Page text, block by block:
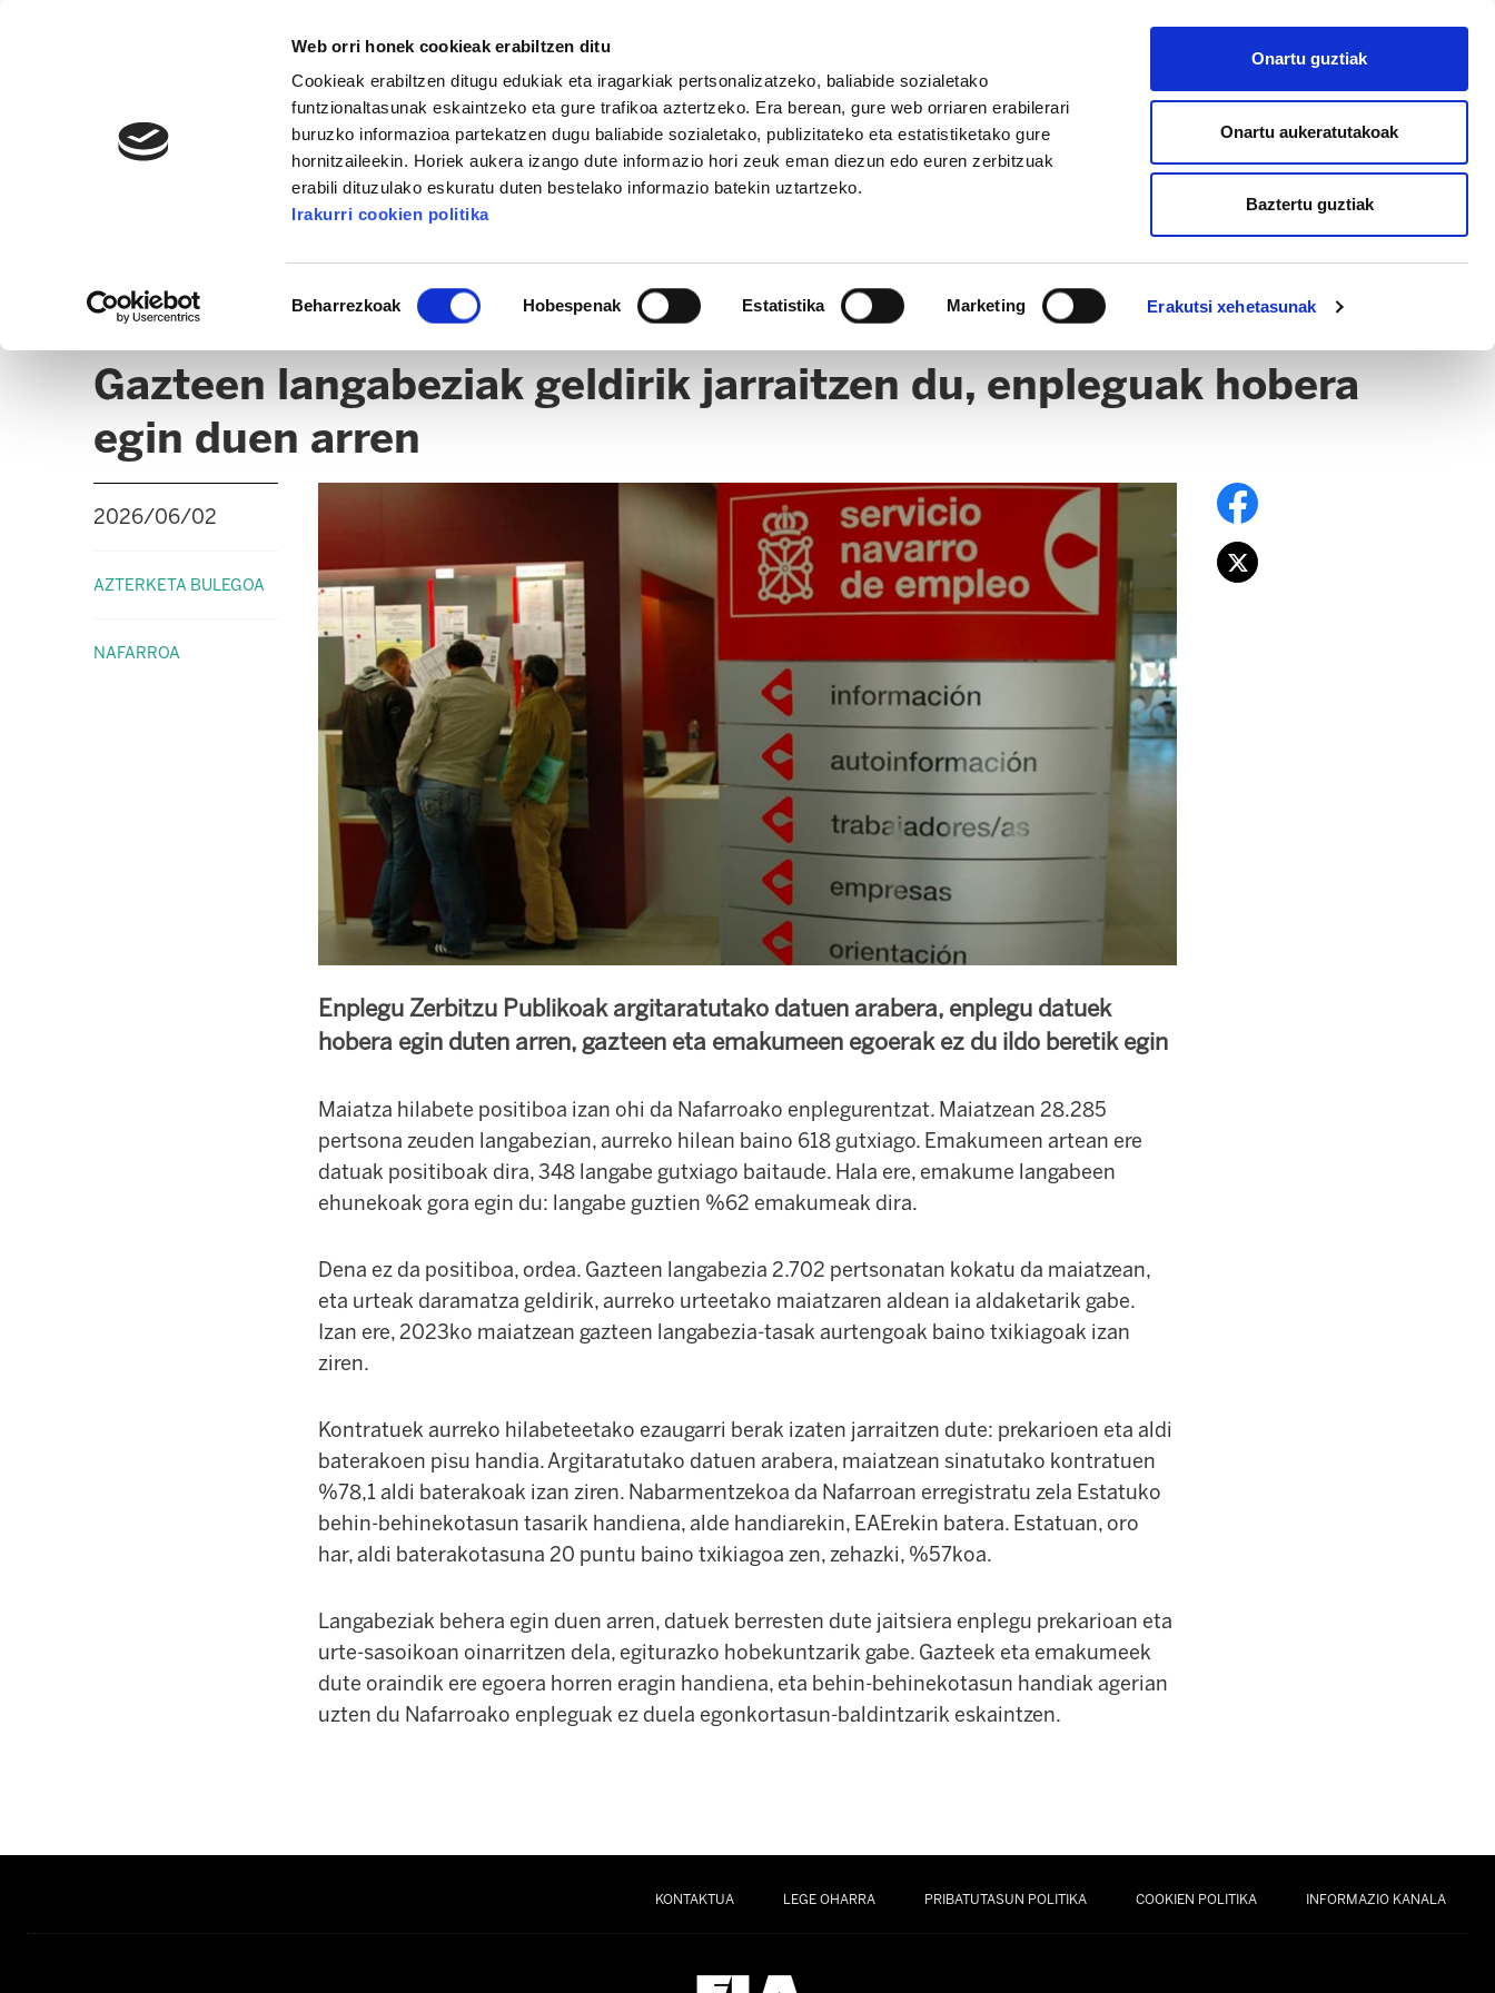
Web orri honek cookieak erabiltzen ditu
Cookieak erabiltzen ditugu edukiak eta iragarkiak pertsonalizatzeko, baliabide sozialetako
funtzionaltasunak eskaintzeko eta gure trafikoa aztertzeko. Era berean, gure web orriaren erabilerari
buruzko informazioa partekatzen dugu baliabide sozialetako, publizitateko eta estatistiketako gure
hornitzaileekin. Horiek aukera izango dute informazio hori zeuk eman diezun edo euren zerbitzuak
erabili dituzulako eskuratu duten bestelako informazio batekin uztartzeko.
Irakurri cookien politika
Beharrezkoak Hobespenak Estatistika Marketing Erakutsi xehetasunak
Onartu guztiak
Onartu aukeratutakoak
Baztertu guztiak
AFILIATU
AZTERKETA BULEGOA
SEPE DATUAK
Gazteen langabeziak geldirik jarraitzen du, enpleguak hobera
egin duen arren
2026/06/02
AZTERKETA BULEGOA
NAFARROA
Enplegu Zerbitzu Publikoak argitaratutako datuen arabera, enplegu datuek
hobera egin duten arren, gazteen eta emakumeen egoerak ez du ildo beretik egin
Maiatza hilabete positiboa izan ohi da Nafarroako enplegurentzat. Maiatzean 28.285
pertsona zeuden langabezian, aurreko hilean baino 618 gutxiago. Emakumeen artean ere
datuak positiboak dira, 348 langabe gutxiago baitaude. Hala ere, emakume langabeen
ehunekoak gora egin du: langabe guztien %62 emakumeak dira.
Dena ez da positiboa, ordea. Gazteen langabezia 2.702 pertsonatan kokatu da maiatzean,
eta urteak daramatza geldirik, aurreko urteetako maiatzaren aldean ia aldaketarik gabe.
Izan ere, 2023ko maiatzean gazteen langabezia-tasak aurtengoak baino txikiagoak izan
ziren.
Kontratuek aurreko hilabeteetako ezaugarri berak izaten jarraitzen dute: prekarioen eta aldi
baterakoen pisu handia. Argitaratutako datuen arabera, maiatzean sinatutako kontratuen
%78,1 aldi baterakoak izan ziren. Nabarmentzekoa da Nafarroan erregistratu zela Estatuko
behin-behinekotasun tasarik handiena, alde handiarekin, EAErekin batera. Estatuan, oro
har, aldi baterakotasuna 20 puntu baino txikiagoa zen, zehazki, %57koa.
Langabeziak behera egin duen arren, datuek berresten dute jaitsiera enplegu prekarioan eta
urte-sasoikoan oinarritzen dela, egiturazko hobekuntzarik gabe. Gazteek eta emakumeek
dute oraindik ere egoera horren eragin handiena, eta behin-behinekotasun handiak agerian
uzten du Nafarroako enpleguak ez duela egonkortasun-baldintzarik eskaintzen.
KONTAKTUA LEGE OHARRA PRIBATUTASUN POLITIKA COOKIEN POLITIKA INFORMAZIO KANALA